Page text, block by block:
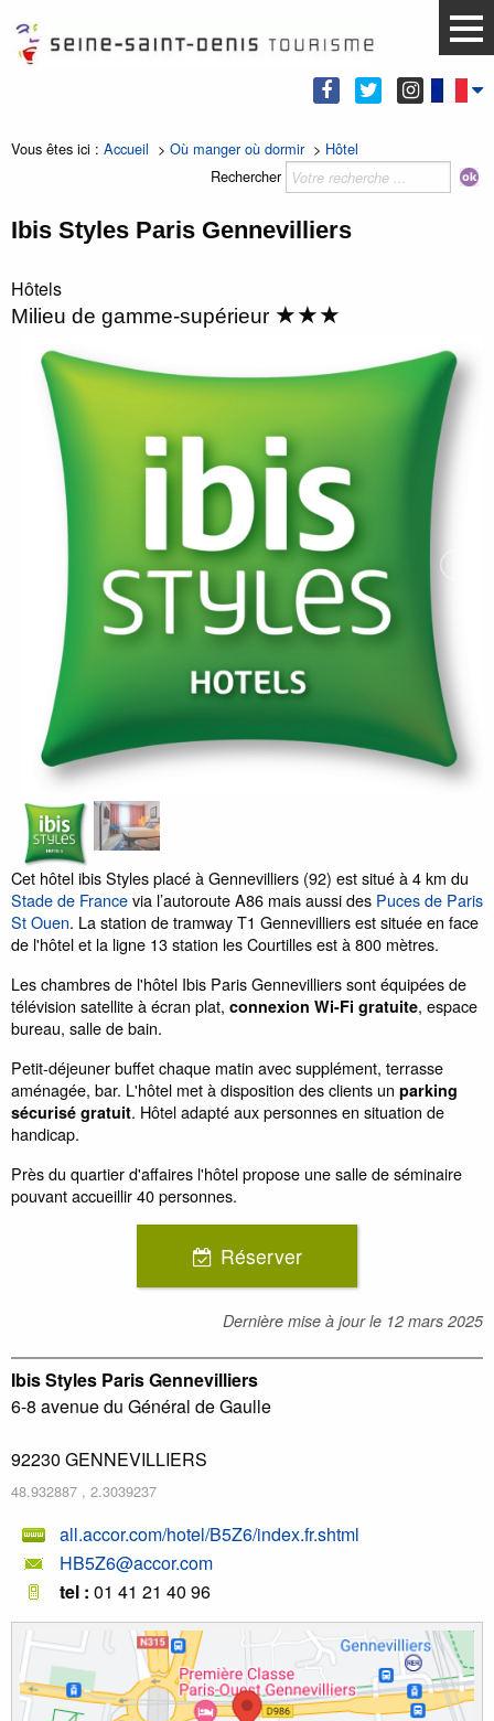
Vous êtes ici : Accueil > Où manger où dormir> Hôtel
Rechercher
Ibis Styles Paris Gennevilliers
Hôtels
Milieu de gamme-supérieur ★★★
Cet hôtel ibis Styles placé à Gennevilliers (92) est situé à 4 km du
Stade de Francevia l’autoroute A86 mais aussi des Puces de Paris
St Ouen. La station de tramway T1 Gennevilliers est située en face
de l'hôtel et la ligne 13 station les Courtilles est à 800 mètres.
Les chambres de l'hôtel Ibis Paris Gennevilliers sont équipées de
télévision satellite à écran plat, connexion Wi-Fi gratuite, espace
bureau, salle de bain.
Petit-déjeuner buffet chaque matin avec supplément, terrasse
aménagée, bar. L'hôtel met à disposition des clients un parking
sécurisé gratuit. Hôtel adapté aux personnes en situation de
handicap.
Près du quartier d'affaires l'hôtel propose une salle de séminaire
pouvant accueillir 40 personnes.
Réserver
Dernière mise à jour le 12 mars 2025
Ibis Styles Paris Gennevilliers
6-8 avenue du Général de Gaulle
92230 GENNEVILLIERS
48.932887 , 2.3039237
all.accor.com/hotel/B5Z6/index.fr.shtml
HB5Z6@accor.com
tel : 01 41 21 40 96